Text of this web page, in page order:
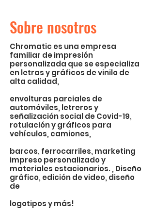
Sobre nosotros
Chromatic es una empresa
familiar de impresión
personalizada que se especializa
en letras y gráficos de vinilo de
alta calidad,
envolturas parciales de
automóviles, letreros y
señalización social de Covid-19,
rotulación y gráficos para
vehículos, camiones,
barcos, ferrocarriles, marketing
impreso personalizado y
materiales estacionarios. , Diseño
gráfico, edición de video, diseño
de
logotipos y más!